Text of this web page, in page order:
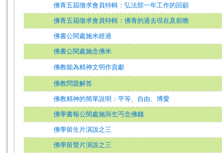
佛青五屆徵求會員特輯：弘法部一年工作的回顧
佛青五屆徵求會員特輯：佛青的過去現在及前瞻
佛書公閱處施米經過
佛書公閱處施念佛米
佛教能為精神文明作貢獻
佛教問題解答
佛教精神的簡單說明：平等、自由、博愛
佛學書報公閱處施與乞丐念佛錢
佛學留生片演說之三
佛學留聲片演說之三